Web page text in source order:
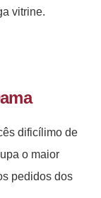
vitrine.
dificílimo de
o maior
pedidos dos